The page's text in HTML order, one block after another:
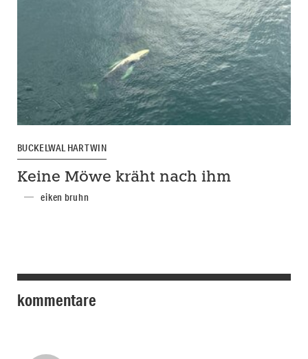
BUCKELWAL HARTWIN
Keine Möwe kräht nach ihm
eiken bruhn
kommentare